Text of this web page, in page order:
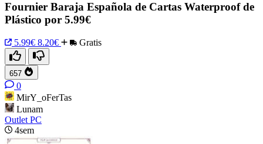
Fournier Baraja Española de Cartas Waterproof de
Plástico por 5.99€
5.99€ 8.20€ Gratis
657
0
MirY_oFerTas
Lunam
Outlet PC
4sem